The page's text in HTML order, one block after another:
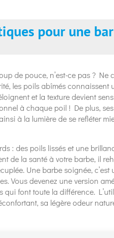
pour une
de pouce, n’est-ce pas ? Ne
les poils abîmés
et la texture devient
à chaque poil ! De plus,
à la lumière de se refléter
: des poils lissés et une
de la santé à votre barbe, il
Une barbe soignée, c’est
Vous devenez une version
qui font toute la différence.
sa légère odeur